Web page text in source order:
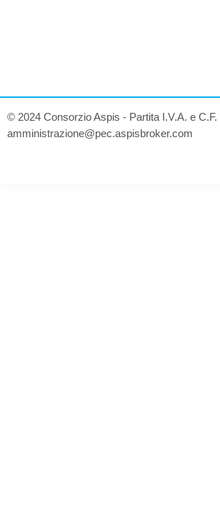
© 2024 Consorzio Aspis - Partita I.V.A. e C.F.
amministrazione@pec.aspisbroker.com